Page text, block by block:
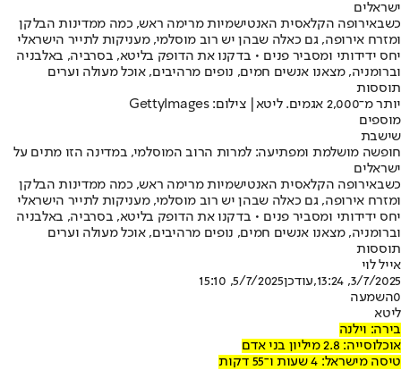
ישראלים
כשבאירופה הקלאסית האנטישמיות מרימה ראש, כמה ממדינות הבלקן
ומזרח אירופה, גם כאלה שבהן יש רוב מוסלמי, מעניקות לתייר הישראלי
יחס ידידותי ומסביר פנים • בדקנו את הדופק בליטא, בסרביה, באלבניה
וברומניה, מצאנו אנשים חמים, נופים מרהיבים, אוכל מעולה וערים
תוססות
יותר מ־2,000 אגמים. ליטא| צילום: GettyImages
מוספים
שישבת
חופשה מושלמת ומפתיעה: למרות הרוב המוסלמי, במדינה הזו מתים על
ישראלים
כשבאירופה הקלאסית האנטישמיות מרימה ראש, כמה ממדינות הבלקן
ומזרח אירופה, גם כאלה שבהן יש רוב מוסלמי, מעניקות לתייר הישראלי
יחס ידידותי ומסביר פנים • בדקנו את הדופק בליטא, בסרביה, באלבניה
וברומניה, מצאנו אנשים חמים, נופים מרהיבים, אוכל מעולה וערים
תוססות
אייל לוי
3/7/2025, 13:24
,עודכן5/7/2025, 15:10
0השמעה
ליטא
בירה: וילנה
אוכלוסייה: 2.8 מיליון בני אדם
טיסה מישראל: 4 שעות ו־55 דקות